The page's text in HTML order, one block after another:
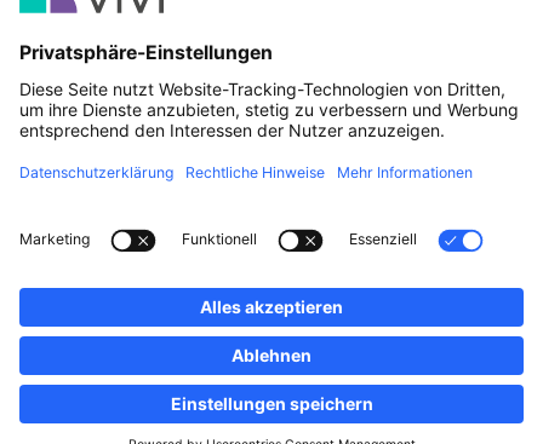
Makler, werdet Mitglied!
Rechtliche Hinweise